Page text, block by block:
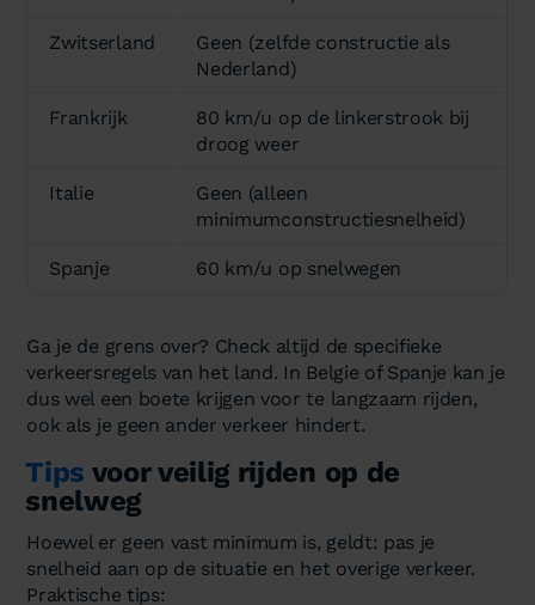
Zwitserland
Geen (zelfde constructie als
Nederland)
Frankrijk
80 km/u op de linkerstrook bij
droog weer
Italie
Geen (alleen
minimumconstructiesnelheid)
Spanje 60 km/u op snelwegen
Ga je de grens over? Check altijd de specifieke
verkeersregels van het land. In Belgie of Spanje kan je
dus wel een boete krijgen voor te langzaam rijden,
ook als je geen ander verkeer hindert.
Tips voor veilig rijden op de
snelweg
Hoewel er geen vast minimum is, geldt: pas je
snelheid aan op de situatie en het overige verkeer.
Praktische tips: